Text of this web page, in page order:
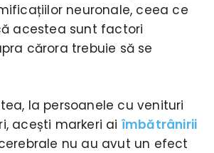
neuronale, ceea ce
acestea sunt factori
cărora trebuie să se
la persoanele cu venituri
acești markeri ai îmbătrânirii
nu au avut un efect